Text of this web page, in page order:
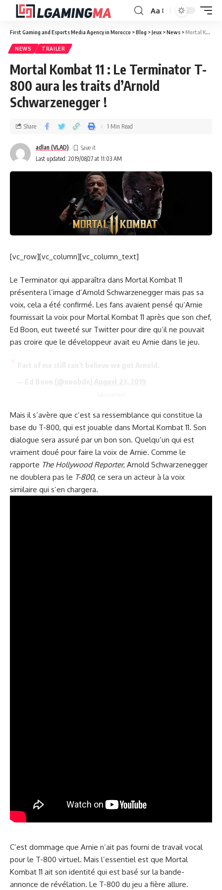
Aa
First Gaming and Esports Media Agency in Morocco >Blog >Jeux >News >Mortal Kombat 11 : Le Terminator T-800 aura les traits d’Arnold Schwarzenegger !
NEWS TRAILER
Mortal Kombat 11 : Le Terminator T-
800 aura les traits d’Arnold
Schwarzenegger !
Last updated: 2019/08/27 at 11:03 AM
adlan (VLAD)
Share 1 Min Read
[vc_row][vc_column][vc_column_text]
Le Terminator qui apparaîtra dans Mortal Kombat 11
présentera l’image d’Arnold Schwarzenegger mais pas sa
voix, cela a été confirmé. Les fans avaient pensé qu’Arnie
fournissait la voix pour Mortal Kombat 11 après que son chef,
Ed Boon, eut tweeté sur Twitter pour dire qu’il ne pouvait
pas croire que le développeur avait eu Arnie dans le jeu.
Mais il s’avère que c’est sa ressemblance qui constitue la
base du T-800, qui est jouable dans Mortal Kombat 11. Son
dialogue sera assuré par un bon son. Quelqu’un qui est
vraiment doué pour faire la voix de Arnie. Comme le
rapporte The Hollywood Reporter, Arnold Schwarzenegger
ne doublera pas le T-800, ce sera un acteur à la voix
similaire qui s’en chargera.
C’est dommage que Arnie n’ait pas fourni de travail vocal
pour le T-800 virtuel. Mais l’essentiel est que Mortal
Kombat 11 ait son identité qui est basé sur la bande-
annonce de révélation. Le T-800 du jeu a fière allure.